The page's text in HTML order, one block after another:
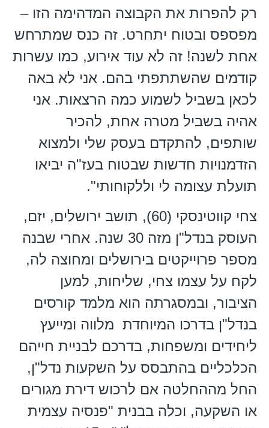
רק להפרות את הקבוצה המדהימה הזו –
מפספס ובטוח יתחרט. זה כנס שמתרחש
אחת לשנה! זה לא עוד אירוע, כמו עשרות
קודמים שהשתתפתי בהם. אני לא באה
לכאן בשביל לשמוע כמה הרצאות. אני
אהיה בשביל מטרה אחת, להכיר
שותפים, להתקדם בעסק שלי ולמצוא
הזדמנויות חדשות שבטוח בעז"ה יביאו
תועלת עצומה לי וללקוחותי".
צחי קווטינסקי (60), תושב ירושלים, יזם,
העוסק בנדל"ן מזה 30 שנה. אחרי שבנה
מספר פרוייקטים בירושלים ומחוצה לה,
לקח על עצמו צחי, שליחות, למען
הציבור, ובמסגרתה הוא מלמד קורסים
בנדל"ן בדרכו המיוחדת מלווה ומייעץ
ליחידים ומשפחות, בדרכם לבניית חייהם
הכלכליים בהתבסס על השקעות נדל"ן,
החל מההחלטה אם לרכוש דירת מגורים
או השקעה, וכלה בבנית "פנסיה עצמית